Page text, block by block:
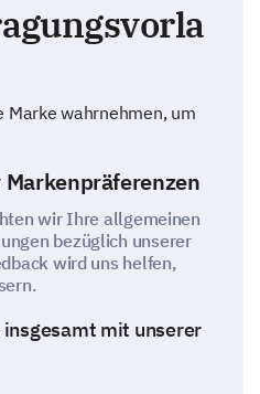
Marke wahrnehmen, um
wir Ihre allgemeinen
bezüglich unserer
wird uns helfen,
mit unserer